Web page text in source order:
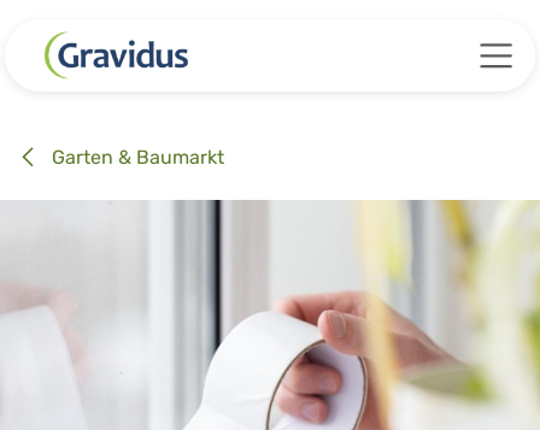
Garten & Baumarkt